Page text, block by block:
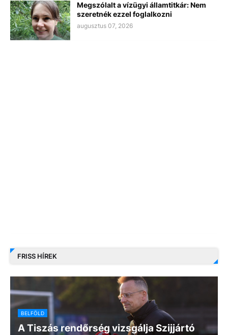
Megszólalt a vízügyi államtitkár: Nem
szeretnék ezzel foglalkozni
augusztus 07, 2026
FRISS HÍREK
BELFÖLD
A Tiszás rendőrség vizsgálja Szijjártó